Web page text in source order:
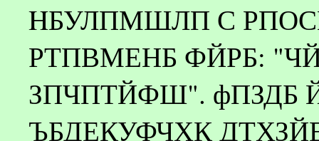
HБУЛПМШЛП С
РТПВМЕНБ ФЙРБ:
ЗПЧПТЙФШ". фПЗДБ
ЪБДЕКУФЧХК